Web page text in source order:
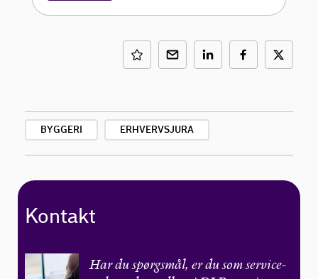
BYGGERI ERHVERVSJURA
Kontakt
Har du spørgsmål, er du som service-